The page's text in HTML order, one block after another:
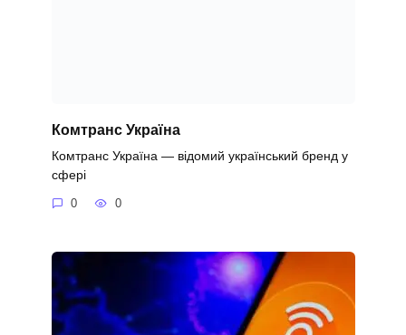
Комтранс Україна
Комтранс Україна — відомий український бренд у
сфері
0 0